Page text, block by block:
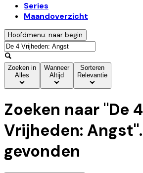
Series
Maandoverzicht
Hoofdmenu: naar begin
Zoeken in
Alles
Wanneer
Altijd
Sorteren
Relevantie
Zoeken naar "De 4
Vrijheden: Angst".
gevonden